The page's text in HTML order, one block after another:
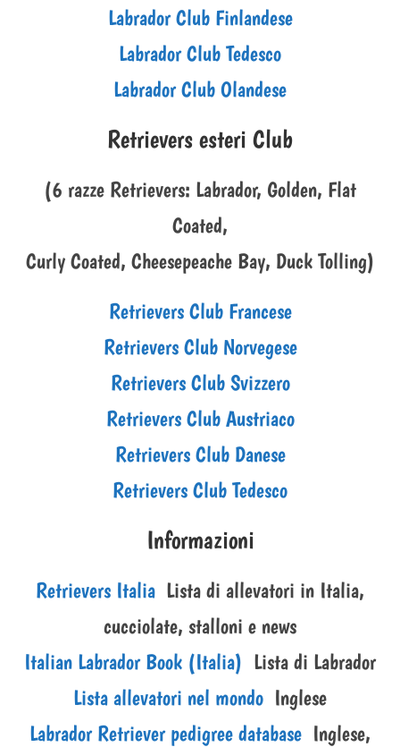
Labrador Club Finlandese
Labrador Club Tedesco
Labrador Club Olandese
Retrievers esteri Club
(6 razze Retrievers: Labrador, Golden, Flat
Coated,
Curly Coated, Cheesepeache Bay, Duck Tolling)
Retrievers Club Francese
Retrievers Club Norvegese
Retrievers Club Svizzero
Retrievers Club Austriaco
Retrievers Club Danese
Retrievers Club Tedesco
Informazioni
Retrievers Italia Lista di allevatori in Italia,
cucciolate, stalloni e news
Italian Labrador Book (Italia) Lista di Labrador
Lista allevatori nel mondo Inglese
Labrador Retriever pedigree database Inglese,